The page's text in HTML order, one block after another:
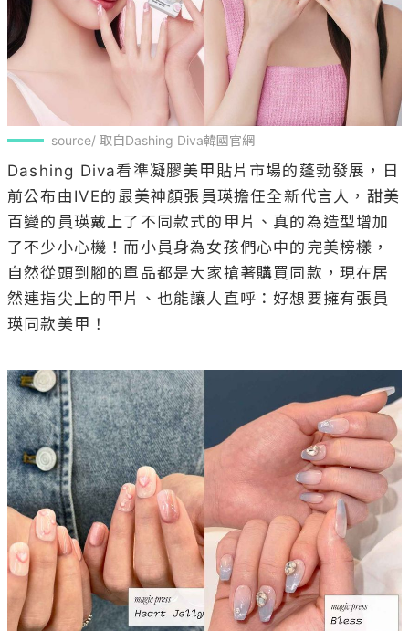
source/ 取自Dashing Diva韓國官網
Dashing Diva看準凝膠美甲貼片市場的蓬勃發展，日
前公布由IVE的最美神顏張員瑛擔任全新代言人，甜美
百變的員瑛戴上了不同款式的甲片、真的為造型增加
了不少小心機！而小員身為女孩們心中的完美榜樣，
自然從頭到腳的單品都是大家搶著購買同款，現在居
然連指尖上的甲片、也能讓人直呼：好想要擁有張員
瑛同款美甲！